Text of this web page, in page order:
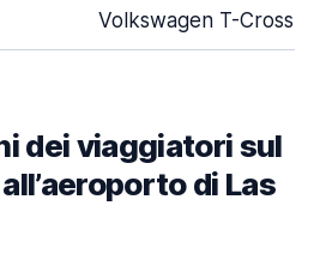
Volkswagen T-Cross
dei viaggiatori sul
di Las